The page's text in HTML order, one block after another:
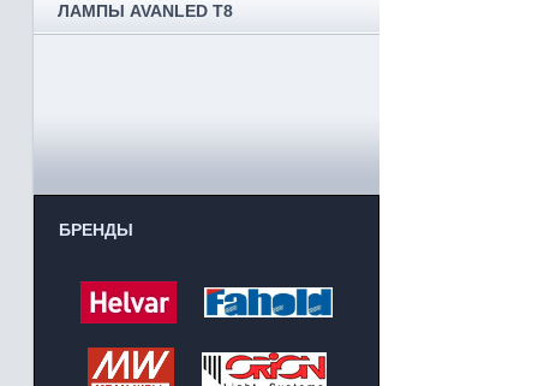
ЛАМПЫ AVANLED T8
БРЕНДЫ